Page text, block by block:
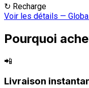
↻ Recharge
Voir les détails —
Pourquoi
📲
Livraison